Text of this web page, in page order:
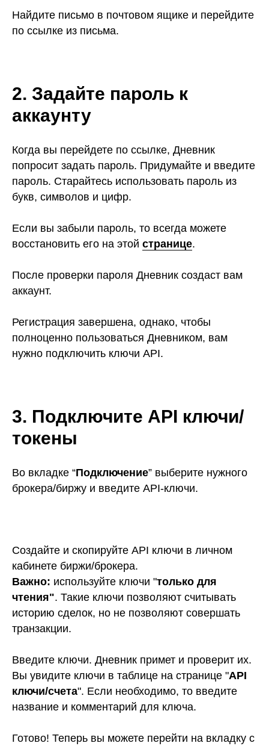
Найдите письмо в почтовом ящике и перейдите
по ссылке из письма.
2. Задайте пароль к
аккаунту
Когда вы перейдете по ссылке, Дневник
попросит задать пароль. Придумайте и введите
пароль. Старайтесь использовать пароль из
букв, символов и цифр.
Если вы забыли пароль, то всегда можете
восстановить его на этой странице.
После проверки пароля Дневник создаст вам
аккаунт.
Регистрация завершена, однако, чтобы
полноценно пользоваться Дневником, вам
нужно подключить ключи API.
3. Подключите API ключи/
токены
Во вкладке “Подключение” выберите нужного
брокера/биржу и введите API-ключи.
Создайте и скопируйте API ключи в личном
кабинете биржи/брокера.
Важно: используйте ключи "только для
чтения". Такие ключи позволяют считывать
историю сделок, но не позволяют совершать
транзакции.
Введите ключи. Дневник примет и проверит их.
Вы увидите ключи в таблице на странице "API
ключи/счета". Если необходимо, то введите
название и комментарий для ключа.
Готово! Теперь вы можете перейти на вкладку с